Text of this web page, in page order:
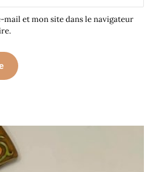
et mon site dans le navigateur